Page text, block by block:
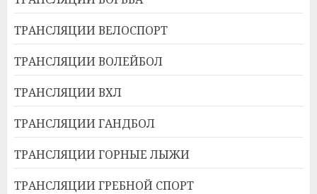
ТРАНСЛЯЦИИ ВЕЛОСПОРТ
ТРАНСЛЯЦИИ ВОЛЕЙБОЛ
ТРАНСЛЯЦИИ ВХЛ
ТРАНСЛЯЦИИ ГАНДБОЛ
ТРАНСЛЯЦИИ ГОРНЫЕ ЛЫЖИ
ТРАНСЛЯЦИИ ГРЕБНОЙ СПОРТ